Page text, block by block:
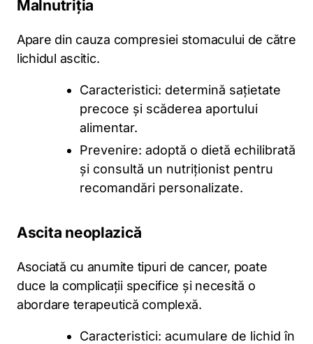
Malnutriția
Apare din cauza compresiei stomacului de către
lichidul ascitic.
Caracteristici: determină sațietate
precoce și scăderea aportului
alimentar.
Prevenire: adoptă o dietă echilibrată
și consultă un nutriționist pentru
recomandări personalizate.
Ascita neoplazică
Asociată cu anumite tipuri de cancer, poate
duce la complicații specifice și necesită o
abordare terapeutică complexă.
Caracteristici: acumulare de lichid în